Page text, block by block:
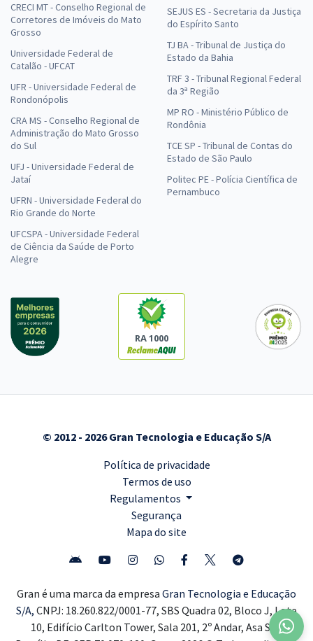
CRECI MT - Conselho Regional de
Corretores de Imóveis do Mato
Grosso
Universidade Federal de
Catalão - UFCAT
UFR - Universidade Federal de
Rondonópolis
CRA MS - Conselho Regional de
Administração do Mato Grosso
do Sul
UFJ - Universidade Federal de
Jataí
UFRN - Universidade Federal do
Rio Grande do Norte
UFCSPA - Universidade Federal
de Ciência da Saúde de Porto
Alegre
SEJUS ES - Secretaria da Justiça
do Espírito Santo
TJ BA - Tribunal de Justiça do
Estado da Bahia
TRF 3 - Tribunal Regional Federal
da 3ª Região
MP RO - Ministério Público de
Rondônia
TCE SP - Tribunal de Contas do
Estado de São Paulo
Politec PE - Polícia Científica de
Pernambuco
RA 1000
© 2012 - 2026 Gran Tecnologia e Educação S/A
Política de privacidade
Termos de uso
Regulamentos
Segurança
Mapa do site
Gran é uma marca da empresa Gran Tecnologia e Educação
S/A, CNPJ: 18.260.822/0001-77, SBS Quadra 02, Bloco J, Lote
10, Edifício Carlton Tower, Sala 201, 2º Andar, Asa Sul,